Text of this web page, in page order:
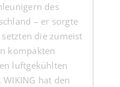
des
– er sorgte
die zumeist
kompakten
luftgekühlten
hat den